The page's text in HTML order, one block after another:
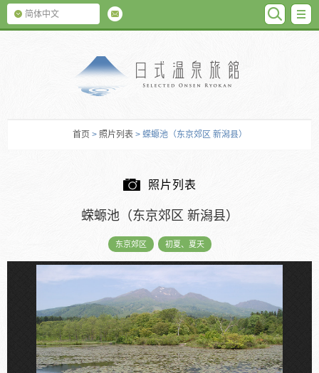
简体中文
首页 > 照片列表 > 蝾螈池（东京郊区 新潟县）
照片列表
蝾螈池（东京郊区 新潟县）
东京郊区 初夏、夏天